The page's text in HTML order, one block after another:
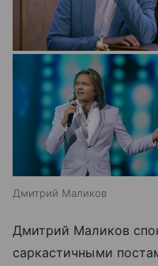
Дмитрий Маликов
Дмитрий Маликов
саркастичными